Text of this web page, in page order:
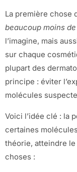
La première chose
beaucoup moins
l’imagine, mais
sur chaque
plupart des
principe : éviter
molécules
Voici l’idée clé : la
certaines
théorie, atteindre
choses :